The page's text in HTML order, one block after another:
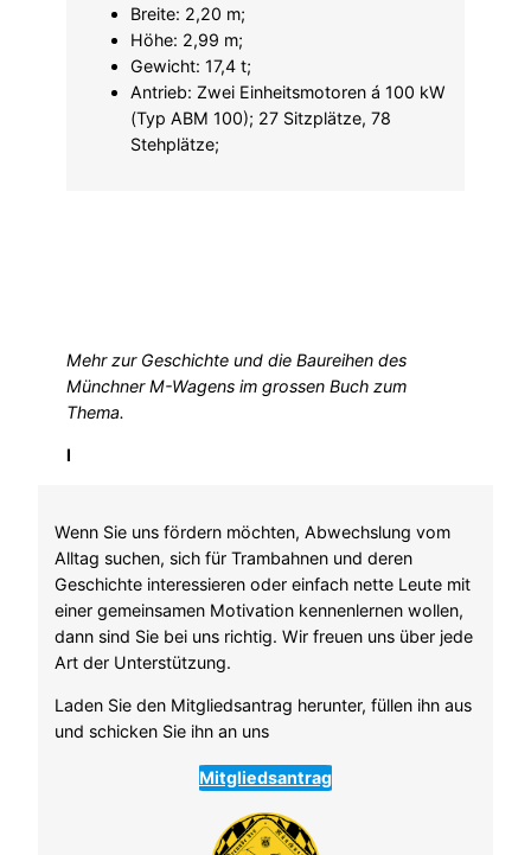
Breite: 2,20 m;
Höhe: 2,99 m;
Gewicht: 17,4 t;
Antrieb: Zwei Einheitsmotoren á 100 kW
(Typ ABM 100); 27 Sitzplätze, 78
Stehplätze;
Mehr zur Geschichte und die Baureihen des
Münchner M-Wagens im grossen Buch zum
Thema.
l
Wenn Sie uns fördern möchten, Abwechslung vom
Alltag suchen, sich für Trambahnen und deren
Geschichte interessieren oder einfach nette Leute mit
einer gemeinsamen Motivation kennenlernen wollen,
dann sind Sie bei uns richtig. Wir freuen uns über jede
Art der Unterstützung.
Laden Sie den Mitgliedsantrag herunter, füllen ihn aus
und schicken Sie ihn an uns
Mitgliedsantrag